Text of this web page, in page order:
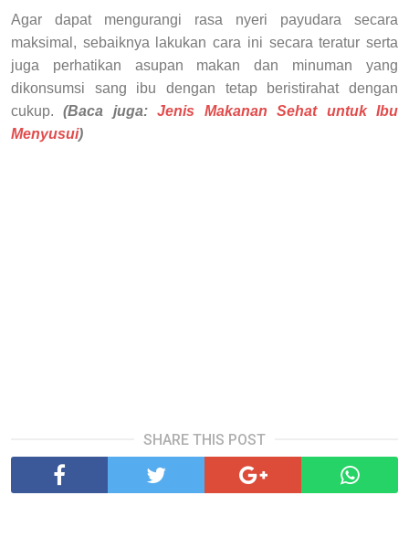
Agar dapat mengurangi rasa nyeri payudara secara
maksimal, sebaiknya lakukan cara ini secara teratur serta
juga perhatikan asupan makan dan minuman yang
dikonsumsi sang ibu dengan tetap beristirahat dengan
cukup.(Baca juga:Jenis Makanan Sehat untuk Ibu
Menyusui)
SHARE THIS POST